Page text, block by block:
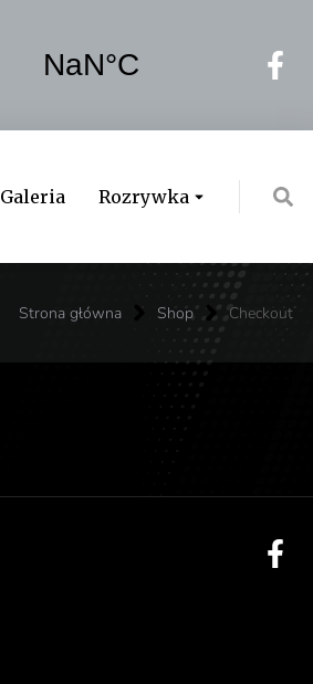
Galeria Rozrywka
Strona główna Shop Checkout